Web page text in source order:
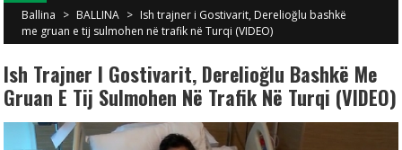
Ballina > BALLINA > Ish trajner i Gostivarit, Derelioğlu bashkë
me gruan e tij sulmohen në trafik në Turqi (VIDEO)
Ish Trajner I Gostivarit, Derelioğlu Bashkë Me
Gruan E Tij Sulmohen Në Trafik Në Turqi (VIDEO)